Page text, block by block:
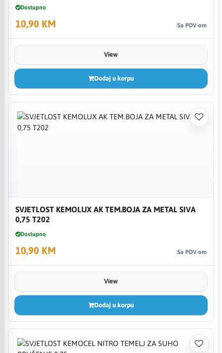
Dostupno
10,90 KM Sa PDV-om
View
Dodaj u korpu
SVJETLOST KEMOLUX AK TEM.BOJA ZA METAL SIVA
0,75 T202
Dostupno
10,90 KM Sa PDV-om
View
Dodaj u korpu